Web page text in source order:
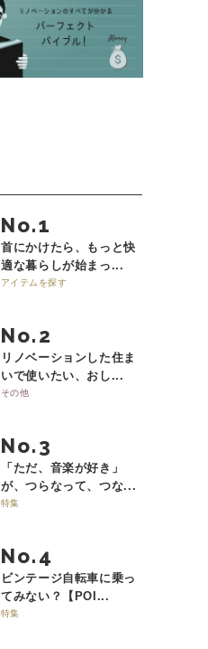
No.
首にかけたら、もっと快
適な暮らしが始まっ...
アイテムを探す
No.
リノベーションした住ま
いで使いたい、おし...
その他
No.
「ただ、音楽が好き」
が、つらなって、つな...
特集
No.
ビンテージ自転車に乗っ
てみない？【POI...
特集